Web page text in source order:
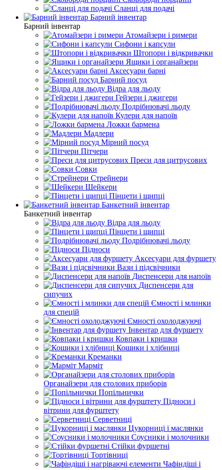
Сланці для подачі
Барний інвентар
Барний інвентар
Атомайзери і римери
Сифони і капсули
Штопори і відкривачки
Ящики і органайзери
Аксесуари барні
Барний посуд
Відра для льоду
Гейзери і джигери
Подрібнювачі льоду
Кулери для напоїв
Ложки бармена
Мадлери
Мірний посуд
Пітчери
Преси для цитрусових
Совки
Стрейнери
Шейкери
Пінцети і щипці
Банкетний інвентар
Банкетний інвентар
Відра для льоду
Пінцети і щипці
Подрібнювачі льоду
Підноси
Аксесуари для фуршету
Вази і підсвічники
Диспенсери для напоїв
Диспенсери для
сипучих
Ємності і млинки
для спецій
Ємності охолоджуючі
Інвентар для фуршету
Ковпаки і кришки
Кошики і хлібниці
Креманки
Марміт
Органайзери для столових приборів
Попільнички
Підноси і
вітрини для фурштету
Серветниці
Цукорниці і маслянки
Соусники і молочники
Стійки фуршетні
Тортівниці
Чафіндіші і